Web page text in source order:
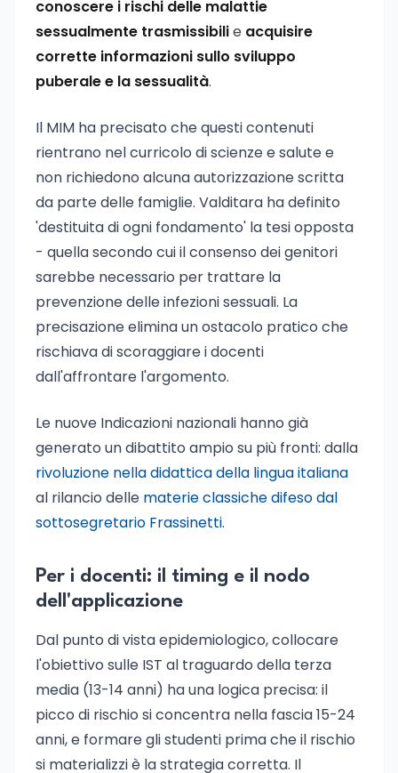
conoscere i rischi delle malattie
sessualmente trasmissibilie acquisire
corrette informazioni sullo sviluppo
puberale e la sessualità.
Il MIM ha precisato che questi contenuti
rientrano nel curricolo di scienze e salute e
non richiedono alcuna autorizzazione scritta
da parte delle famiglie. Valditara ha definito
'destituita di ogni fondamento' la tesi opposta
- quella secondo cui il consenso dei genitori
sarebbe necessario per trattare la
prevenzione delle infezioni sessuali. La
precisazione elimina un ostacolo pratico che
rischiava di scoraggiare i docenti
dall'affrontare l'argomento.
Le nuove Indicazioni nazionali hanno già
generato un dibattito ampio su più fronti: dalla
rivoluzione nella didattica della lingua italiana
al rilancio delle materie classiche difeso dal
sottosegretario Frassinetti.
Per i docenti: il timing e il nodo
dell'applicazione
Dal punto di vista epidemiologico, collocare
l'obiettivo sulle IST al traguardo della terza
media (13-14 anni) ha una logica precisa: il
picco di rischio si concentra nella fascia 15-24
anni, e formare gli studenti prima che il rischio
si materializzi è la strategia corretta. Il